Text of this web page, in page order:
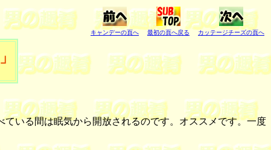
キャンデーの頁へ 最初の頁へ戻る カッテージチーズの頁へ
いる間は眠気から開放されるのです。オススメです。一度